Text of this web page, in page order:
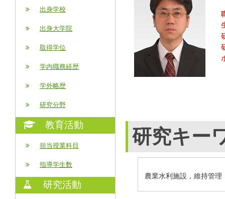
出身学校
出身大学院
取得学位
学内職務経歴
学外略歴
研究分野
教育活動
担当授業科目
指導学生数
研究活動
研究キー
農業水利施設，維持管理